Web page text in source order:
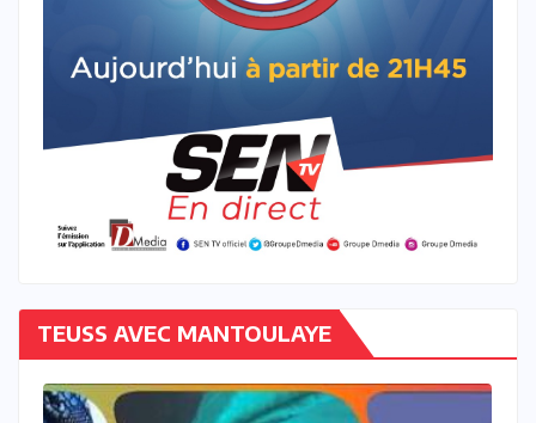
TEUSS AVEC MANTOULAYE